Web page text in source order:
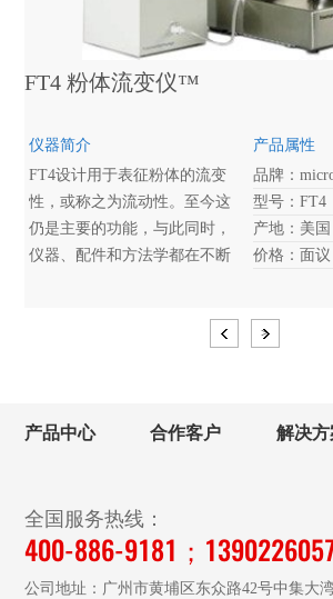
FT4 粉体流变仪™
仪器简介
FT4设计用于表征粉体的流变
性，或称之为流动性。至今这
仍是主要的功能，与此同时，
仪器、配件和方法学都在不断
产品属性
品牌：
型号：FT4
产地：美国
价格：面议
>
产品中心 合作客户 解决方
全国服务热线：
400-886-9181；
公司地址：广州市黄埔区东众路42号中集大